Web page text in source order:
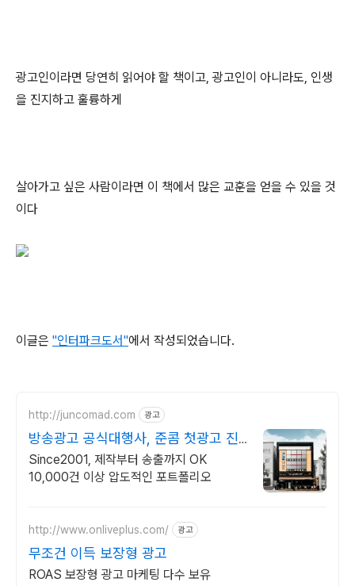
광고인이라면 당연히 읽어야 할 책이고, 광고인이 아니라도, 인생
을 진지하고 훌륭하게
살아가고 싶은 사람이라면 이 책에서 많은 교훈을 얻을 수 있을 것
이다
이글은 "인터파크도서"에서 작성되었습니다.
http://juncomad.com 광고
방송광고 공식대행사, 준콤 첫광고 진
행시 20% 할인!
Since2001, 제작부터 송출까지 OK
10,000건 이상 압도적인 포트폴리오
http://www.onliveplus.com/ 광고
무조건 이득 보장형 광고
ROAS 보장형 광고 마케팅 다수 보유